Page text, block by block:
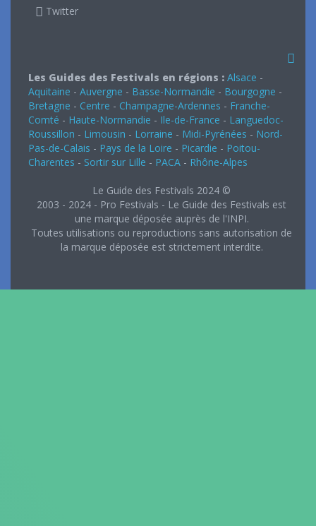
Twitter
Les Guides des Festivals en régions : Alsace -
Aquitaine - Auvergne - Basse-Normandie - Bourgogne -
Bretagne - Centre - Champagne-Ardennes - Franche-
Comté - Haute-Normandie - Ile-de-France - Languedoc-
Roussillon - Limousin - Lorraine - Midi-Pyrénées - Nord-
Pas-de-Calais - Pays de la Loire - Picardie - Poitou-
Charentes - Sortir sur Lille - PACA - Rhône-Alpes
Le Guide des Festivals 2024 ©
2003 - 2024 - Pro Festivals - Le Guide des Festivals est
une marque déposée auprès de l'INPI.
Toutes utilisations ou reproductions sans autorisation de
la marque déposée est strictement interdite.